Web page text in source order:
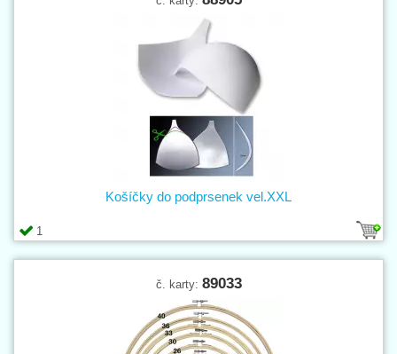
1
Košíčky do podprsenek vel.XXL
č. karty: 89033